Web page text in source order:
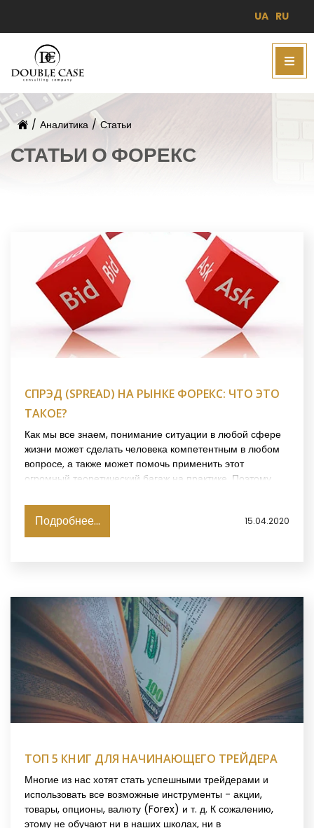
UA RU
/ Аналитика / Статьи
СТАТЬИ О ФОРЕКС
СПРЭД (SPREAD) НА РЫНКЕ ФОРЕКС: ЧТО ЭТО
ТАКОЕ?
Как мы все знаем, понимание ситуации в любой сфере
жизни может сделать человека компетентным в любом
вопросе, а также может помочь применить этот
огромный теоретический багаж на практике. Поэтому
Подробнее... 15.04.2020
ТОП 5 КНИГ ДЛЯ НАЧИНАЮЩЕГО ТРЕЙДЕРА
Многие из нас хотят стать успешными трейдерами и
использовать все возможные инструменты - акции,
товары, опционы, валюту (Forex) и т. д. К сожалению,
этому не обучают ни в наших школах, ни в